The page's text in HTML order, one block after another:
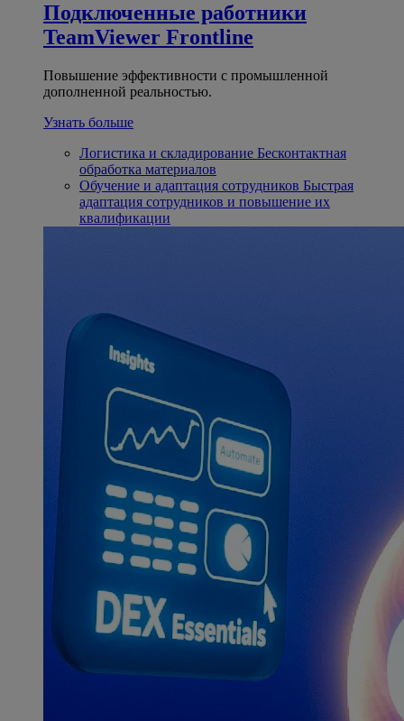
Подключенные работники
TeamViewer Frontline
Повышение эффективности с промышленной
дополненной реальностью.
Узнать больше
Логистика и складирование Бесконтактная
обработка материалов
Обучение и адаптация сотрудников Быстрая
адаптация сотрудников и повышение их
квалификации